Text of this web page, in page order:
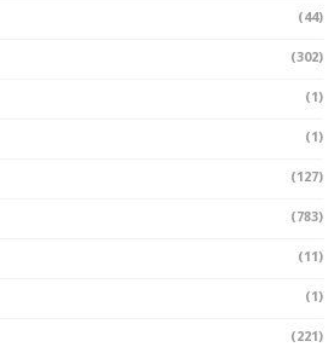
(44)
(302)
(1)
(1)
(127)
(783)
(11)
(1)
(221)